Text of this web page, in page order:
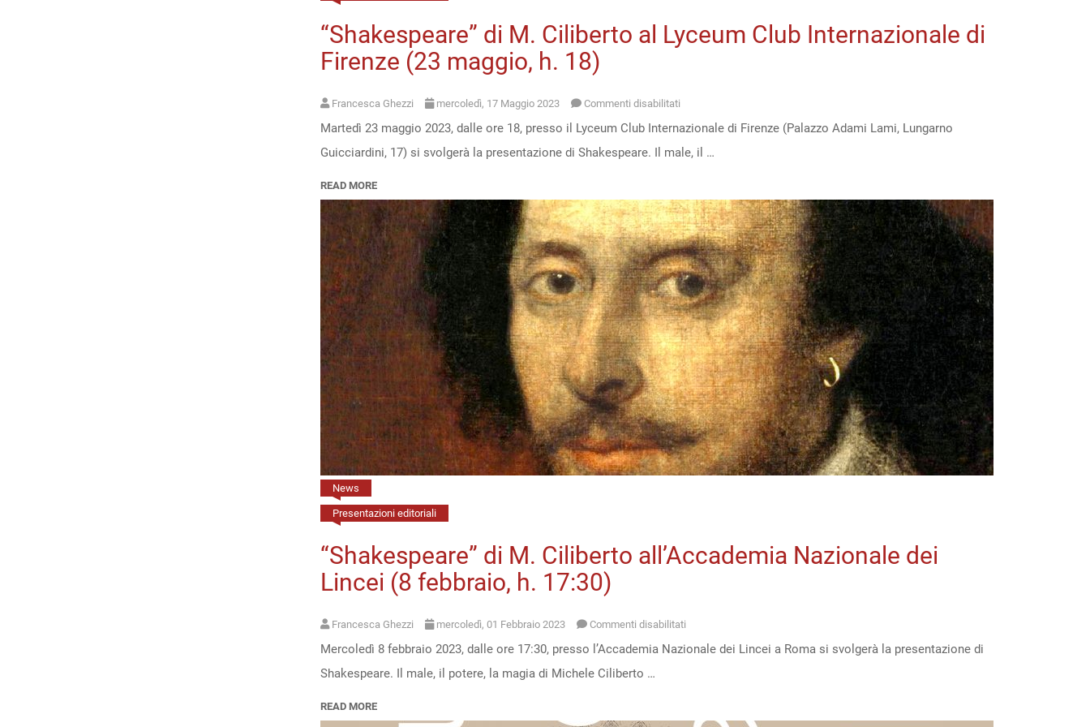
“Shakespeare” di M. Ciliberto al Lyceum Club Internazionale di
Firenze (23 maggio, h. 18)
Francesca Ghezzi mercoledì, 17 Maggio 2023 Commenti disabilitati
“Shakespeare”
di
Ciliberto
al
Lyceum
Club
Internazionale
di
Firenze
(23
maggio,
h.
18)
Martedì 23 maggio 2023, dalle ore 18, presso il Lyceum Club Internazionale di Firenze (Palazzo Adami Lami, Lungarno
Guicciardini, 17) si svolgerà la presentazione di Shakespeare. Il male, il …
READ MORE
News
Presentazioni editoriali
“Shakespeare” di M. Ciliberto all’Accademia Nazionale dei
Lincei (8 febbraio, h. 17:30)
Francesca Ghezzi mercoledì, 01 Febbraio 2023 Commenti disabilitati
“Shakespeare”
Ciliberto
Mercoledì 8 febbraio 2023, dalle ore 17:30, presso l’Accademia Nazionale dei Lincei a Roma si svolgerà la presentazione di
Shakespeare. Il male, il potere, la magia di Michele Ciliberto …
READ MORE